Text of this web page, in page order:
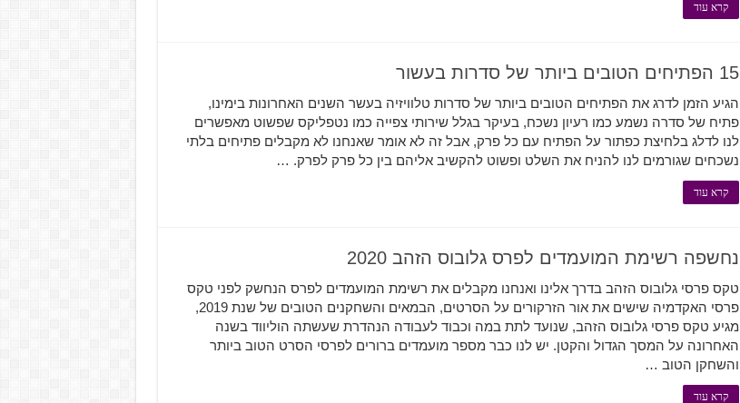
קרא עוד
15 הפתיחים הטובים ביותר של סדרות בעשור
הגיע הזמן לדרג את הפתיחים הטובים ביותר של סדרות טלוויזיה בעשר השנים האחרונות בימינו,
פתיח של סדרה נשמע כמו רעיון נשכח, בעיקר בגלל שירותי צפייה כמו נטפליקס שפשוט מאפשרים
לנו לדלג בלחיצת כפתור על הפתיח עם כל פרק, אבל זה לא אומר שאנחנו לא מקבלים פתיחים בלתי
נשכחים שגורמים לנו להניח את השלט ופשוט להקשיב אליהם בין כל פרק לפרק. …
קרא עוד
נחשפה רשימת המועמדים לפרס גלובוס הזהב 2020
טקס פרסי גלובוס הזהב בדרך אלינו ואנחנו מקבלים את רשימת המועמדים לפרס הנחשק לפני טקס
פרסי האקדמיה שישים את אור הזרקורים על הסרטים, הבמאים והשחקנים הטובים של שנת 2019,
מגיע טקס פרסי גלובוס הזהב, שנועד לתת במה וכבוד לעבודה הנהדרת שעשתה הוליווד בשנה
האחרונה על המסך הגדול והקטן. יש לנו כבר מספר מועמדים ברורים לפרסי הסרט הטוב ביותר
והשחקן הטוב …
קרא עוד